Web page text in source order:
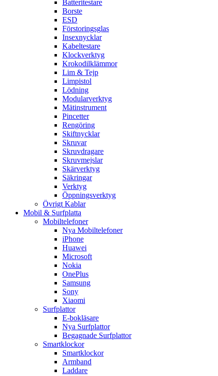
Batteritestare
Borste
ESD
Förstoringsglas
Insexnycklar
Kabeltestare
Klockverktyg
Krokodilklämmor
Lim & Tejp
Limpistol
Lödning
Modularverktyg
Mätinstrument
Pincetter
Rengöring
Skiftnycklar
Skruvar
Skruvdragare
Skruvmejslar
Skärverktyg
Säkringar
Verktyg
Öppningsverktyg
Övrigt Kablar
Mobil & Surfplatta
Mobiltelefoner
Nya Mobiltelefoner
iPhone
Huawei
Microsoft
Nokia
OnePlus
Samsung
Sony
Xiaomi
Surfplattor
E-bokläsare
Nya Surfplattor
Begagnade Surfplattor
Smartklockor
Smartklockor
Armband
Laddare